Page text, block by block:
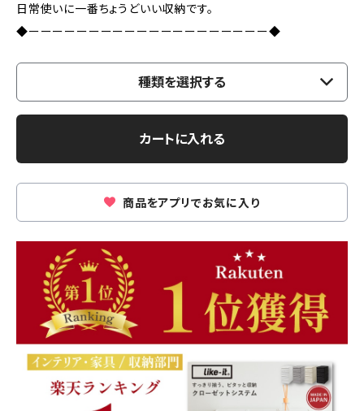
日常使いに一番ちょうどいい収納です。
◆ーーーーーーーーーーーーーーーーーーーー◆
種類を選択する
カートに入れる
商品をアプリでお気に入り